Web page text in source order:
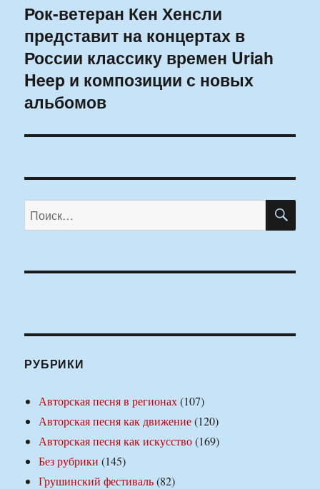
Следующая
запись:
Рок-ветеран Кен Хенсли
представит на концертах в
России классику времен Uriah
Heep и композиции с новых
альбомов
Искать:
РУБРИКИ
Авторская песня в регионах(107)
Авторская песня как движение(120)
Авторская песня как искусство(169)
Без рубрики (145)
Грушинский фестиваль(82)